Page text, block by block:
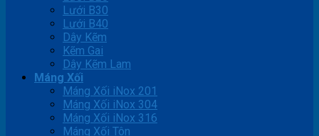
Lưới B30
Lưới B40
Dây Kẽm
Kẽm Gai
Dây Kẽm Lam
Máng Xối
Máng Xối iNox 201
Máng Xối iNox 304
Máng Xối iNox 316
Máng Xối Tôn